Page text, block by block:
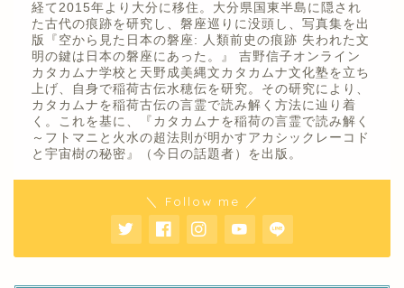
経て2015年より大分に移住。大分県国東半島に隠され
た古代の痕跡を研究し、磐座巡りに没頭し、写真集を出
版『空から見た日本の磐座: 人類前史の痕跡 失われた文
明の鍵は日本の磐座にあった。』 吉野信子オンライン
カタカムナ学校と天野成美縄文カタカムナ文化塾を立ち
上げ、自身で稲荷古伝水穂伝を研究。その研究により、
カタカムナを稲荷古伝の言霊で読み解く方法に辿り着
く。これを基に、『カタカムナを稲荷の言霊で読み解く
～フトマニと火水の超法則が明かすアカシックレーコド
と宇宙樹の秘密』（今日の話題者）を出版。
＼ Follow me ／